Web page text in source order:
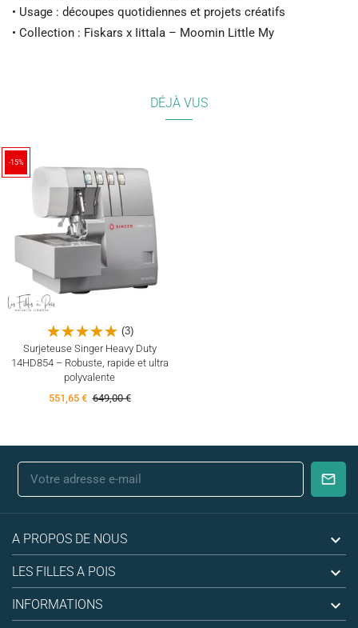
• Usage : découpes quotidiennes et projets créatifs
• Collection : Fiskars x Iittala – Moomin Little My
DÉJÀ VUS
-15%
(3)
Surjeteuse Singer Heavy Duty
14HD854 – Robuste, rapide et ultra
polyvalente
551,65 € 649,00 €
A PROPOS DE NOUS 
LES FILLES A POIS 
INFORMATIONS 